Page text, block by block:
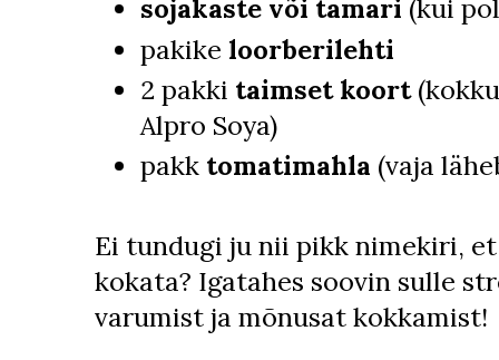
sojakaste või tamari (kui
pakike loorberilehti
2 pakki taimset koort
Alpro Soya)
pakk tomatimahla (vaja
Ei tundugi ju nii pikk nimekiri,
kokata? Igatahes soovin sulle
varumist ja mõnusat kokkamist!